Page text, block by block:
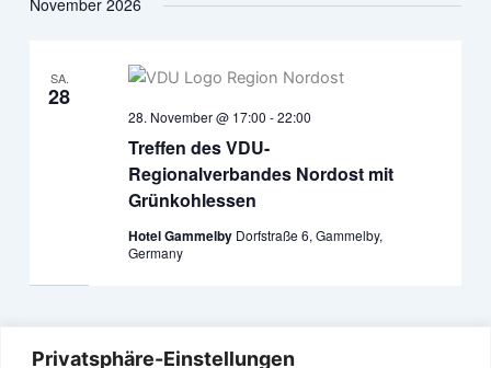
Privatsphäre-Einstellungen
und
wählen.
November 2026
SA.
28
Treffen des VDU-
Regionalverbandes Nordost mit
Grünkohlessen
28. November @ 17:00 -22:00
Hotel Gammelby Dorfstraße 6, Gammelby,
Germany